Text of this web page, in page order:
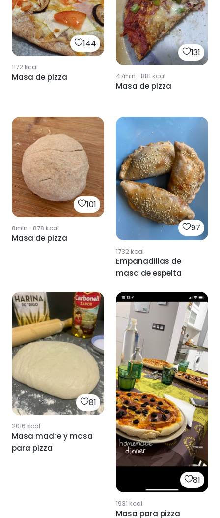
144
1172kcal
Masa de pizza
131
47min · 881 kcal
Masa de pizza
101
8min · 878 kcal
Masa de pizza
97
1732kcal
Empanadillas de
masa de espelta
81
2016 kcal
Masa madre y masa
para pizza
81
1931 kcal
Masa para pizza